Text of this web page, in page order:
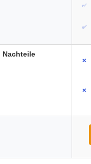
Nachteile